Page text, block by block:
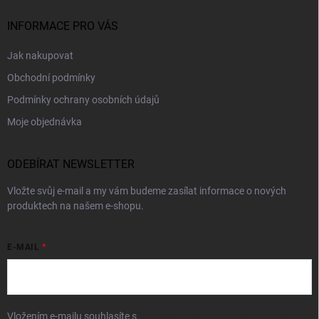
INFORMACE PRO VÁS
Jak nakupovat
Obchodní podmínky
Podmínky ochrany osobních údajů
Moje objednávka
ODEBÍRAT NEWSLETTER
Vložte svůj e-mail a my vám budeme zasílat informace o nových
produktech na našem e-shopu.
E-MAIL
Vložením e-mailu souhlasíte s